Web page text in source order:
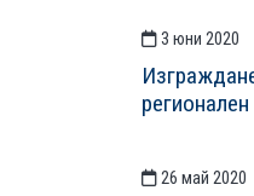
3 юни 2020
26 май 2020